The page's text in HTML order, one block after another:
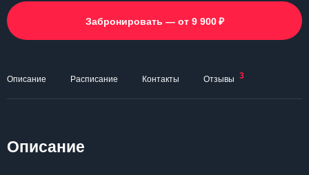
Забронировать — от 9 900 ₽
Описание Расписание Контакты Отзывы 3
Описание